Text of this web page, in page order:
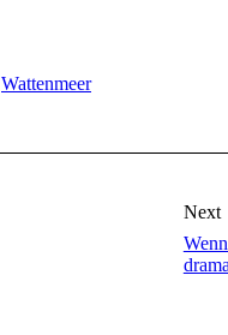
Wattenmeer
Next